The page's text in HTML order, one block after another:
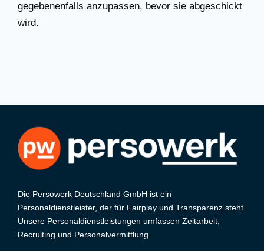
gegebenenfalls anzupassen, bevor sie abgeschickt
wird.
Die Persowerk Deutschland GmbH ist ein
Personaldienstleister, der für Fairplay und Transparenz steht.
Unsere Personaldienstleistungen umfassen Zeitarbeit,
Recruiting und Personalvermittlung.